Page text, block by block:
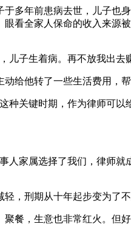
年前患病去世，儿子也
看全家人保命的收入来源
子生着病。再不放我出去
他转了一些生活费用，帮
关键时期，作为律师可以
家属选择了我们，律师就
，刑期从十年起步变为了不
，生意也非常红火。但